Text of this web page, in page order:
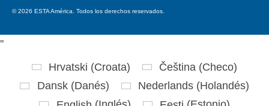
© 2026 ESTA América. Todos los derechos reservados.
''
Hrvatski (Croata) Čeština (Checo)
Dansk(Danés) Nederlands(Holandés)